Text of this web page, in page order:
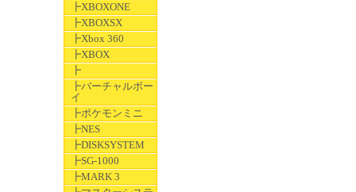
┣XBOXONE
┣XBOXSX
┣Xbox 360
┣XBOX
┣
┣バーチャルボー
イ
┣ポケモンミニ
┣NES
┣DISKSYSTEM
┣SG-1000
┣MARK 3